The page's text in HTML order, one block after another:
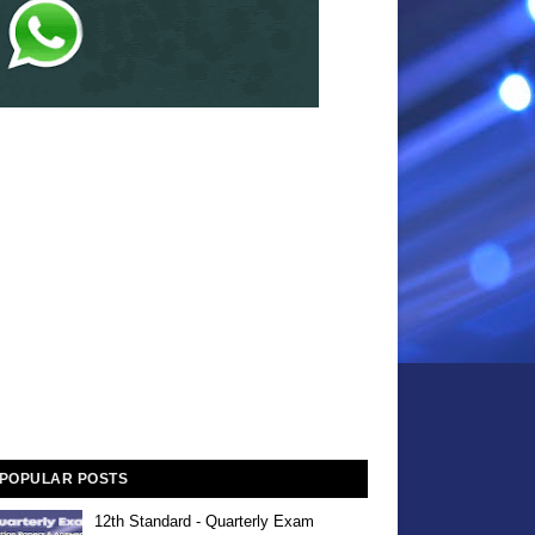
POPULAR POSTS
12th Standard - Quarterly Exam